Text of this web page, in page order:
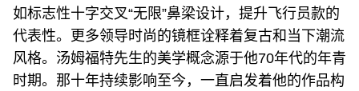
如标志性十字交叉“无限”鼻梁设计，提升飞行员款的
代表性。更多领导时尚的镜框诠释着复古和当下潮流
风格。汤姆福特先生的美学概念源于他70年代的年青
时期。那十年持续影响至今，一直启发着他的作品构